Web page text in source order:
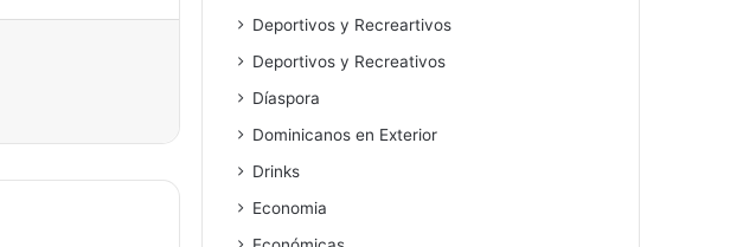
Deportivos y Recreartivos
Deportivos y Recreativos
Díaspora
Dominicanos en Exterior
Drinks
Economia